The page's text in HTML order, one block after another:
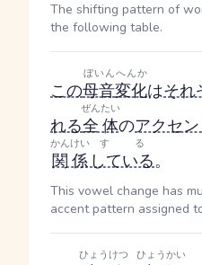
The shifting pattern of
the following table.
この母音
ぼいん
変化
へんか
はそれ
れる全体
ぜんたい
のアクセ
関係
かんけい
している
する
。
This vowel change has
accent pattern assigned
ひょうけつ ひょうかい